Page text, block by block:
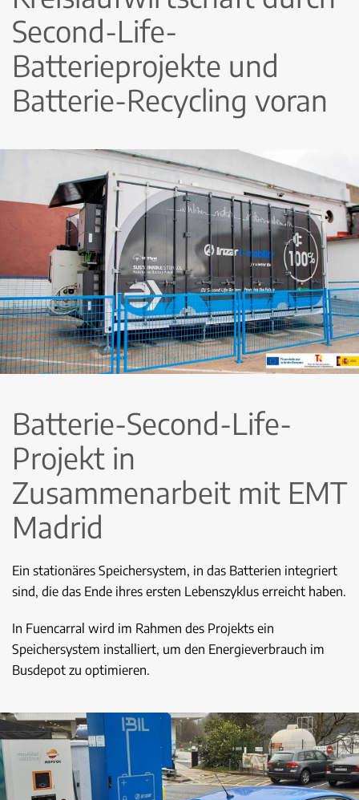
Second-Life-
Batterieprojekte und
Batterie-Recycling voran
Batterie-Second-Life-
Projekt in
Zusammenarbeit mit EMT
Madrid
Ein stationäres Speichersystem, in das Batterien integriert
sind, die das Ende ihres ersten Lebenszyklus erreicht haben.
In Fuencarral wird im Rahmen des Projekts ein
Speichersystem installiert, um den Energieverbrauch im
Busdepot zu optimieren.